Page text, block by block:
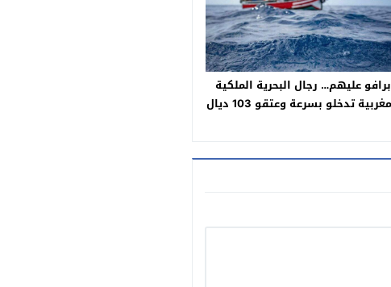
برافو عليهم… رجال البحرية الملكية
المغربية تدخلو بسرعة وعتقو 103 ديال